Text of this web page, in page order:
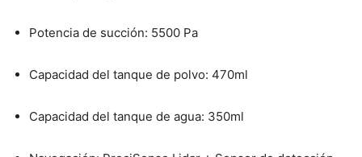
Potencia de succión: 5500 Pa
Capacidad del tanque de polvo: 470ml
Capacidad del tanque de agua: 350ml